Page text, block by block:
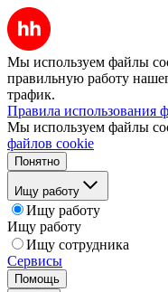
Мы используем файлы
правильную работу
трафик.
Правила использования
Мы используем файлы
файлов cookie
Понятно
Ищу работу
Ищу работу
Ищу работу
Ищу сотрудника
Сервисы
Помощь